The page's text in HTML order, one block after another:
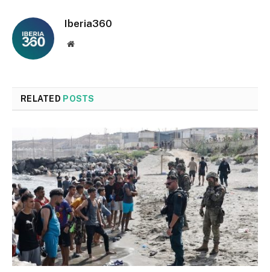
Iberia360
Website
RELATED POSTS